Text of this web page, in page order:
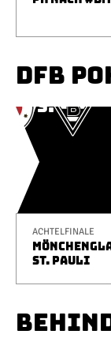
DFB
ACHTELFINALE
ST. PAULI